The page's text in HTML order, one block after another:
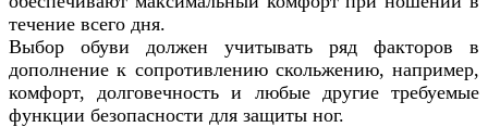
течение всего дня.
Выбор обуви должен учитывать ряд факторов в
дополнение к сопротивлению скольжению, например,
комфорт, долговечность и любые другие требуемые
функции безопасности для защиты ног.